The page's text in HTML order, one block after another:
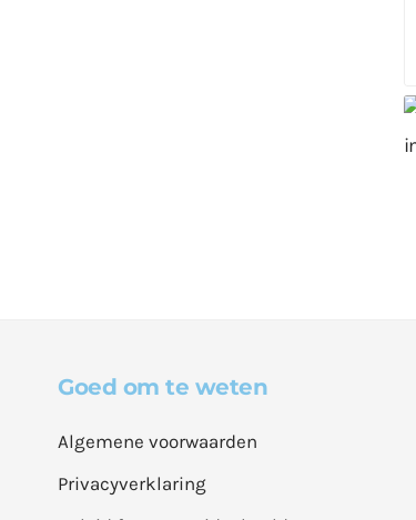
Goed om te weten
Algemene voorwaarden
Privacyverklaring